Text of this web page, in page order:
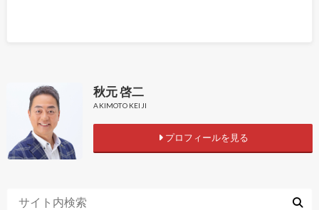
秋元 啓二
AKIMOTO KEIJI
プロフィールを見る